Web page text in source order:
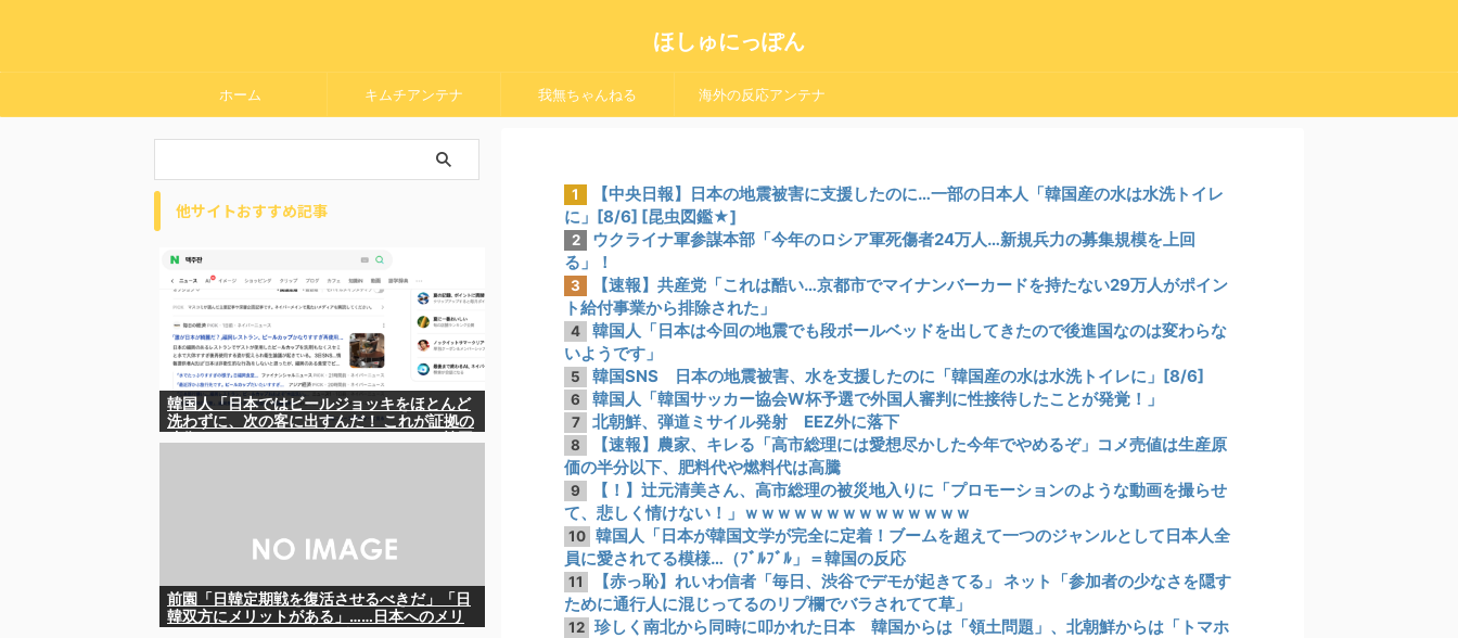
ほしゅにっぽん
ホーム キムチアンテナ 我無ちゃんねる 海外の反応アンテナ
1
【中央日報】日本の地震被害に支援したのに…一部の日本人「韓国産の水は水洗トイレ
に」[8/6] [昆虫図鑑★]
2
ウクライナ軍参謀本部「今年のロシア軍死傷者24万人…新規兵力の募集規模を上回
る」！
3
【速報】共産党「これは酷い…京都市でマイナンバーカードを持たない29万人がポイン
ト給付事業から排除された」
4
韓国人「日本は今回の地震でも段ボールベッドを出してきたので後進国なのは変わらな
いようです」
5 韓国SNS 日本の地震被害、水を支援したのに「韓国産の水は水洗トイレに」[8/6]
6 韓国人「韓国サッカー協会W杯予選で外国人審判に性接待したことが発覚！」
7 北朝鮮、弾道ミサイル発射 EEZ外に落下
8
【速報】農家、キレる「高市総理には愛想尽かした今年でやめるぞ」コメ売値は生産原
価の半分以下、肥料代や燃料代は高騰
9
【！】辻元清美さん、高市総理の被災地入りに「プロモーションのような動画を撮らせ
て、悲しく情けない！」ｗｗｗｗｗｗｗｗｗｗｗｗｗｗ
10 韓国人「日本が韓国文学が完全に定着！ブームを超えて一つのジャンルとして日本人全
員に愛されてる模様…（ﾌﾞﾙﾌﾞﾙ」＝韓国の反応
11
【赤っ恥】れいわ信者「毎日、渋谷でデモが起きてる」 ネット「参加者の少なさを隠す
ために通行人に混じってるのリプ欄でバラされてて草」
12 珍しく南北から同時に叩かれた日本 韓国からは「領土問題」、北朝鮮からは「トマホ
他サイトおすすめ記事
韓国人「日本ではビールジョッキをほとんど
洗わずに、次の客に出すんだ！ これが証拠の
前園「日韓定期戦を復活させるべきだ」「日
韓双方にメリットがある」……日本へのメリ